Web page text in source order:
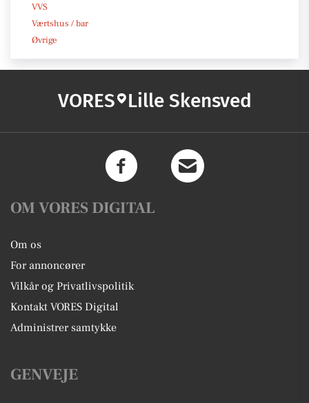
VVS
Værtshus / bar
Øvrige
VORES Lille Skensved
OM VORES DIGITAL
Om os
For annoncører
Vilkår og Privatlivspolitik
Kontakt VORES Digital
Administrer samtykke
GENVEJE